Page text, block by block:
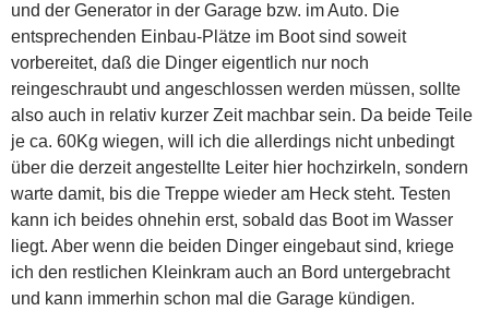
und der Generator in der Garage bzw. im Auto. Die
entsprechenden Einbau-Plätze im Boot sind soweit
vorbereitet, daß die Dinger eigentlich nur noch
reingeschraubt und angeschlossen werden müssen, sollte
also auch in relativ kurzer Zeit machbar sein. Da beide Teile
je ca. 60Kg wiegen, will ich die allerdings nicht unbedingt
über die derzeit angestellte Leiter hier hochzirkeln, sondern
warte damit, bis die Treppe wieder am Heck steht. Testen
kann ich beides ohnehin erst, sobald das Boot im Wasser
liegt. Aber wenn die beiden Dinger eingebaut sind, kriege
ich den restlichen Kleinkram auch an Bord untergebracht
und kann immerhin schon mal die Garage kündigen.